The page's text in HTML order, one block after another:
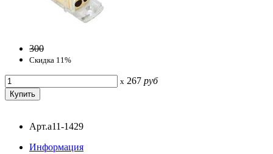
300
Скидка 11%
x 267 руб
Арт.a11-1429
Информация